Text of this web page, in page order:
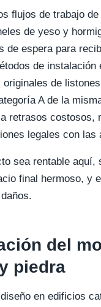
flujos de trabajo
de yeso y
de espera para
de
originales de
A de la
retrasos costosos,
legales con
sea rentable
final hermoso, y
del
piedra
en edificios